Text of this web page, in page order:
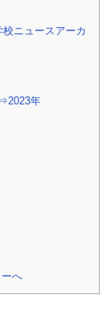
ニュースアーカ
年
へ